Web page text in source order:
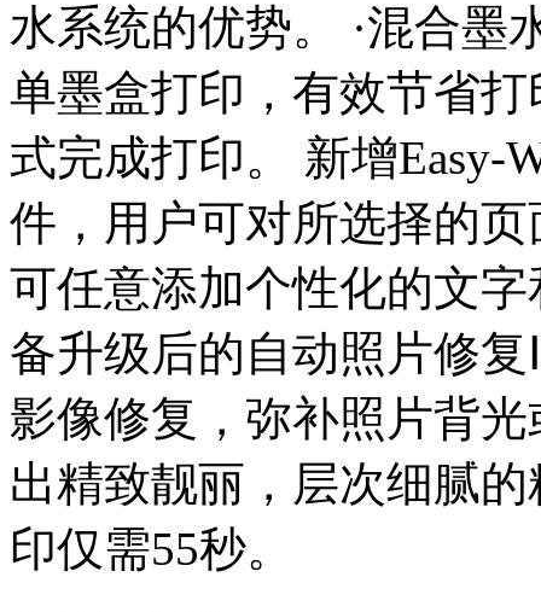
水系统的优势。 ·混合墨
单墨盒打印，有效节省
式完成打印。 新增Easy-
件，用户可对所选择的
可任意添加个性化的文
备升级后的自动照片修
影像修复，弥补照片背
出精致靓丽，层次细腻
印仅需55秒。